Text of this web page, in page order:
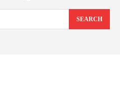
SEARCH